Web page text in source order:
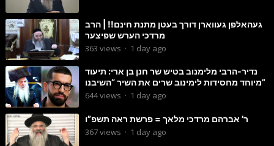
געהאלפן געווארן דורך בעטן מתנת חינם!! | הרב
מרדכי הערש שפיצער
363 views · 1 day ago
נדיר-הרבי מלימנוב בטיש שר חנן בן ארי: תיעוד
מיוחד מחסידות לימינוב שרים את השיר “השיבנו”
644views · 1 day ago
ר’ אברהם מרדכי מלאך = פרשת ראה תשפ”ו
367views · 1 day ago